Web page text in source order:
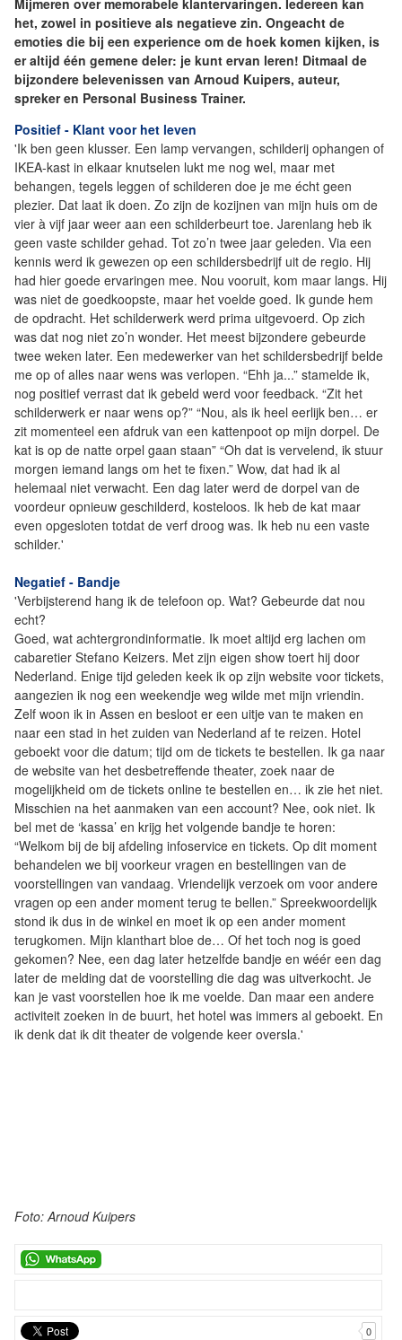
Mijmeren over memorabele klantervaringen. Iedereen kan
het, zowel in positieve als negatieve zin. Ongeacht de
emoties die bij een experience om de hoek komen kijken, is
er altijd één gemene deler: je kunt ervan leren! Ditmaal de
bijzondere belevenissen van Arnoud Kuipers, auteur,
spreker en Personal Business Trainer.
Positief - Klant voor het leven
'Ik ben geen klusser. Een lamp vervangen, schilderij ophangen of
IKEA-kast in elkaar knutselen lukt me nog wel, maar met
behangen, tegels leggen of schilderen doe je me écht geen
plezier. Dat laat ik doen. Zo zijn de kozijnen van mijn huis om de
vier à vijf jaar weer aan een schilderbeurt toe. Jarenlang heb ik
geen vaste schilder gehad. Tot zo’n twee jaar geleden. Via een
kennis werd ik gewezen op een schildersbedrijf uit de regio. Hij
had hier goede ervaringen mee. Nou vooruit, kom maar langs. Hij
was niet de goedkoopste, maar het voelde goed. Ik gunde hem
de opdracht. Het schilderwerk werd prima uitgevoerd. Op zich
was dat nog niet zo’n wonder. Het meest bijzondere gebeurde
twee weken later. Een medewerker van het schildersbedrijf belde
me op of alles naar wens was verlopen. “Ehh ja...” stamelde ik,
nog positief verrast dat ik gebeld werd voor feedback. “Zit het
schilderwerk er naar wens op?” “Nou, als ik heel eerlijk ben… er
zit momenteel een afdruk van een kattenpoot op mijn dorpel. De
kat is op de natte orpel gaan staan” “Oh dat is vervelend, ik stuur
morgen iemand langs om het te fixen.” Wow, dat had ik al
helemaal niet verwacht. Een dag later werd de dorpel van de
voordeur opnieuw geschilderd, kosteloos. Ik heb de kat maar
even opgesloten totdat de verf droog was. Ik heb nu een vaste
schilder.'
Negatief - Bandje
'Verbijsterend hang ik de telefoon op. Wat? Gebeurde dat nou
echt?
Goed, wat achtergrondinformatie. Ik moet altijd erg lachen om
cabaretier Stefano Keizers. Met zijn eigen show toert hij door
Nederland. Enige tijd geleden keek ik op zijn website voor tickets,
aangezien ik nog een weekendje weg wilde met mijn vriendin.
Zelf woon ik in Assen en besloot er een uitje van te maken en
naar een stad in het zuiden van Nederland af te reizen. Hotel
geboekt voor die datum; tijd om de tickets te bestellen. Ik ga naar
de website van het desbetreffende theater, zoek naar de
mogelijkheid om de tickets online te bestellen en… ik zie het niet.
Misschien na het aanmaken van een account? Nee, ook niet. Ik
bel met de ‘kassa’ en krijg het volgende bandje te horen:
“Welkom bij de bij afdeling infoservice en tickets. Op dit moment
behandelen we bij voorkeur vragen en bestellingen van de
voorstellingen van vandaag. Vriendelijk verzoek om voor andere
vragen op een ander moment terug te bellen.” Spreekwoordelijk
stond ik dus in de winkel en moet ik op een ander moment
terugkomen. Mijn klanthart bloe de… Of het toch nog is goed
gekomen? Nee, een dag later hetzelfde bandje en wéér een dag
later de melding dat de voorstelling die dag was uitverkocht. Je
kan je vast voorstellen hoe ik me voelde. Dan maar een andere
activiteit zoeken in de buurt, het hotel was immers al geboekt. En
ik denk dat ik dit theater de volgende keer oversla.'
Foto: Arnoud Kuipers
0